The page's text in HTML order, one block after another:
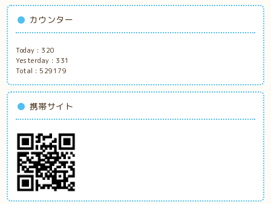
カウンター
Today : 320
Yesterday : 331
Total : 529179
携帯サイト